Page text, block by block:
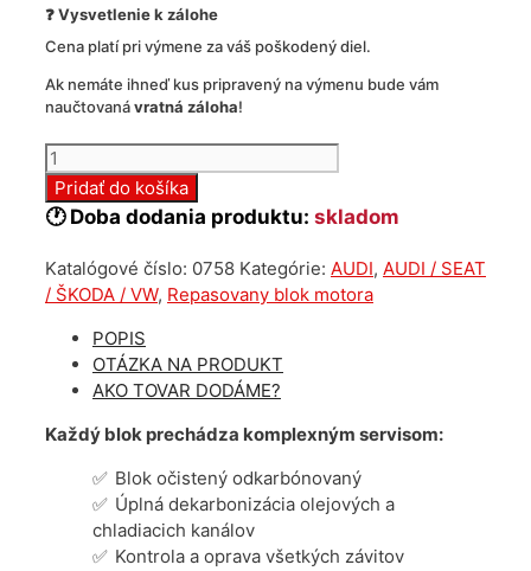
❓ Vysvetlenie k zálohe
Cena platí pri výmene za váš poškodený diel.
Ak nemáte ihneď kus pripravený na výmenu bude vám
naučtovanávratná záloha!
množstvo
Repasovaný
blok
motora
Audi
2.0
tdi
DEZ
Pridať do košíka
🕐 Doba dodania produktu: skladom
Katalógové číslo: 0758 Kategórie: AUDI, AUDI / SEAT
/ ŠKODA / VW, Repasovany blok motora
POPIS
OTÁZKA NA PRODUKT
AKO TOVAR DODÁME?
Každý blok prechádza komplexným servisom:
Blok očistený odkarbónovaný
Úplná dekarbonizácia olejových a
chladiacich kanálov
Kontrola a oprava všetkých závitov